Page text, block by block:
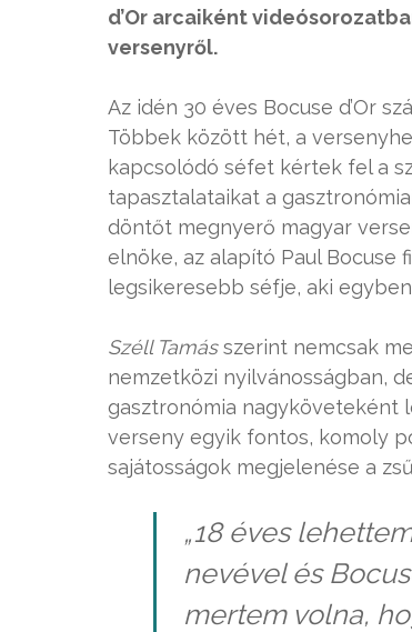
d’Or arcaiként
versenyről.
Az idén 30 éves Bocuse d’Or
Többek között hét, a
kapcsolódó séfet kértek fel a
tapasztalataikat a
döntőt megnyerő magyar
elnöke, az alapító Paul Bocuse
legsikeresebb séfje, aki
Széll Tamásszerint nemcsak
nemzetközi nyilvánosságban,
gasztronómia nagyköveteként
verseny egyik fontos, komoly
sajátosságok megjelenése a
„18 éves
nevével és
mertem volna,